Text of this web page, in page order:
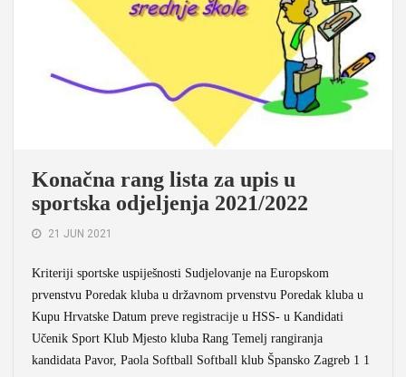
Konačna rang lista za upis u
sportska odjeljenja 2021/2022
21 JUN 2021
Kriteriji sportske uspiješnosti Sudjelovanje na Europskom
prvenstvu Poredak kluba u državnom prvenstvu Poredak kluba u
Kupu Hrvatske Datum preve registracije u HSS- u Kandidati
Učenik Sport Klub Mjesto kluba Rang Temelj rangiranja
kandidata Pavor, Paola Softball Softball klub Špansko Zagreb 1 1